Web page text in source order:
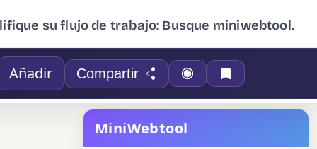
su flujo de trabajo: Busque miniwebtool.
Añadir Compartir
MiniWebtool